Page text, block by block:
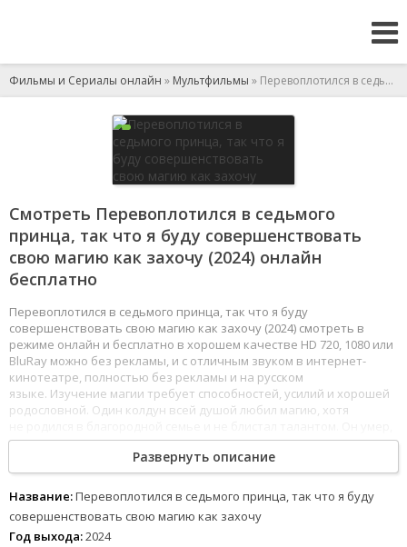
Фильмы и Сериалы онлайн » Мультфильмы » Перевоплотился в седьмого принца, так что я буду совершенствовать свою магию как захочу
Смотреть Перевоплотился в седьмого
принца, так что я буду совершенствовать
свою магию как захочу (2024) онлайн
бесплатно
Перевоплотился в седьмого принца, так что я буду
совершенствовать свою магию как захочу (2024) смотреть в
режиме онлайн и бесплатно в хорошем качестве HD 720, 1080 или
BluRay можно без рекламы, и с отличным звуком в интернет-
кинотеатре, полностью без рекламы и на русском
языке. Изучение магии требует способностей, усилий и хорошей
родословной. Один колдун всей душой любил магию, хотя
сожалея о том, что мало что успел освоить, и переродился
Ллойдом, седьмым принцем королевства Салум, сохранив
при этом воспоминания о прошлой жизни.
1 234 5 6 78
Развернуть описание
Название:Перевоплотился в седьмого принца, так что я буду
совершенствовать свою магию как захочу
Год выхода:2024